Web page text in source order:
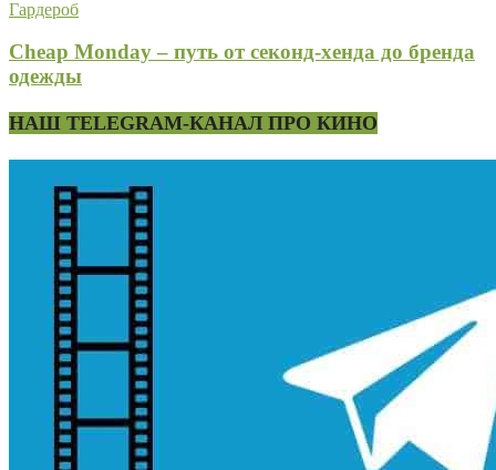
Гардероб
Cheap Monday – путь от секонд-хенда до бренда
одежды
НАШ TELEGRAM-КАНАЛ ПРО КИНО